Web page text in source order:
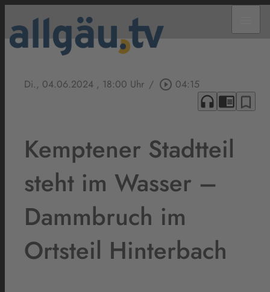
Di., 04.06.2024 , 18:00 Uhr / play_circle_outline 04:15
headphones chrome_reader_mode bookmark_border
Kemptener Stadtteil
steht im Wasser –
Dammbruch im
Ortsteil Hinterbach